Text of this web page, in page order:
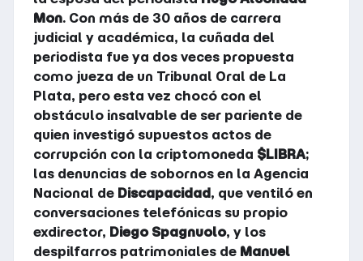
Mon. Con más de 30 años de carrera
judicial y académica, la cuñada del
periodista fue ya dos veces propuesta
como jueza de un Tribunal Oral de La
Plata, pero esta vez chocó con el
obstáculo insalvable de ser pariente de
quien investigó supuestos actos de
corrupción con la criptomoneda $LIBRA;
las denuncias de sobornos en la Agencia
Nacional de Discapacidad, que ventiló en
conversaciones telefónicas su propio
exdirector, Diego Spagnuolo, y los
despilfarros patrimoniales de Manuel